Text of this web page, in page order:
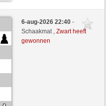
move
6-aug-2026 22:40-
Schaakmat ,Zwart heeft
gewonnen